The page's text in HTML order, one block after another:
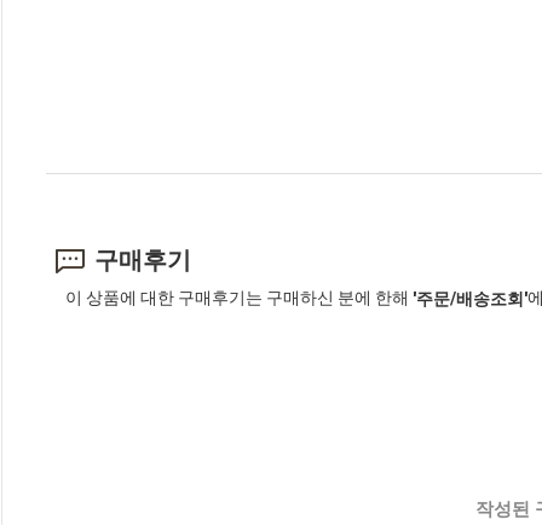
구매후기
이 상품에 대한 구매후기는 구매하신 분에 한해 '주문/배송조회'
작성된